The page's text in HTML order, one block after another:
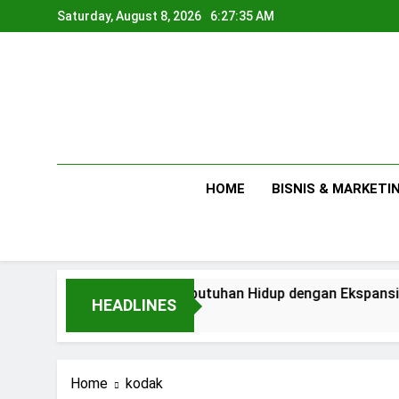
to
Saturday, August 8, 2026 6:27:35 AM
HOME BISNIS &
HEADLINES
Antara Kebutuhan Hidup dengan Ekspansi Usaha
Home kodak